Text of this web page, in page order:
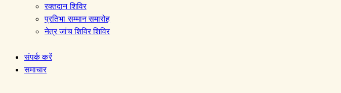
रक्तदान शिविर
प्रतिभा सम्मान समारोह
नेत्र जांच शिविर शिविर
संपर्क करें
समाचार